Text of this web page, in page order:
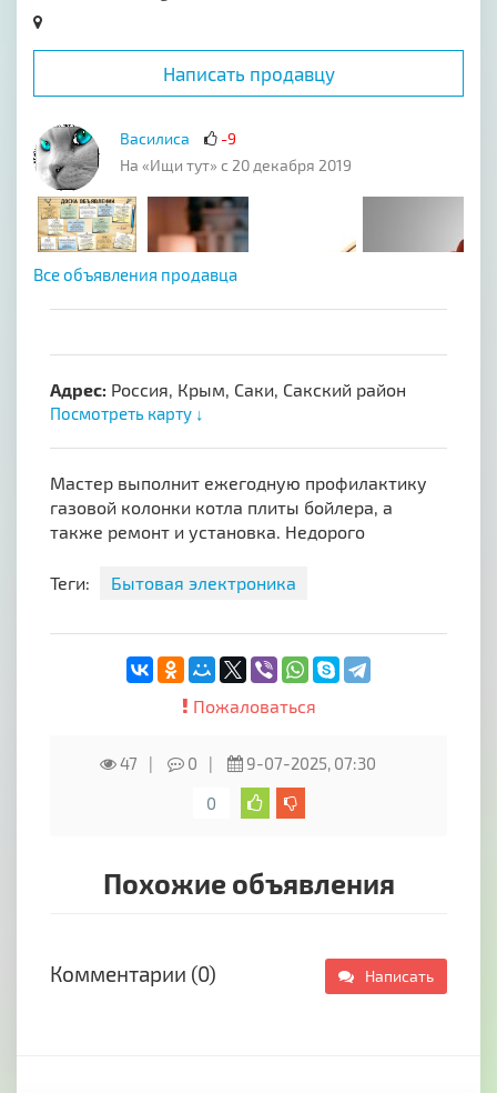
Написать продавцу
Василиса
-9
На «Ищи тут» с 20 декабря 2019
Все объявления продавца
Адрес: Россия, Крым, Саки, Сакский район
Посмотреть карту ↓
Мастер выполнит ежегодную профилактику
газовой колонки котла плиты бойлера, а
также ремонт и установка. Недорого
Теги: Бытовая электроника
Пожаловаться
47 0
9-07-2025, 07:30
0
Похожие объявления
Комментарии (0) Написать